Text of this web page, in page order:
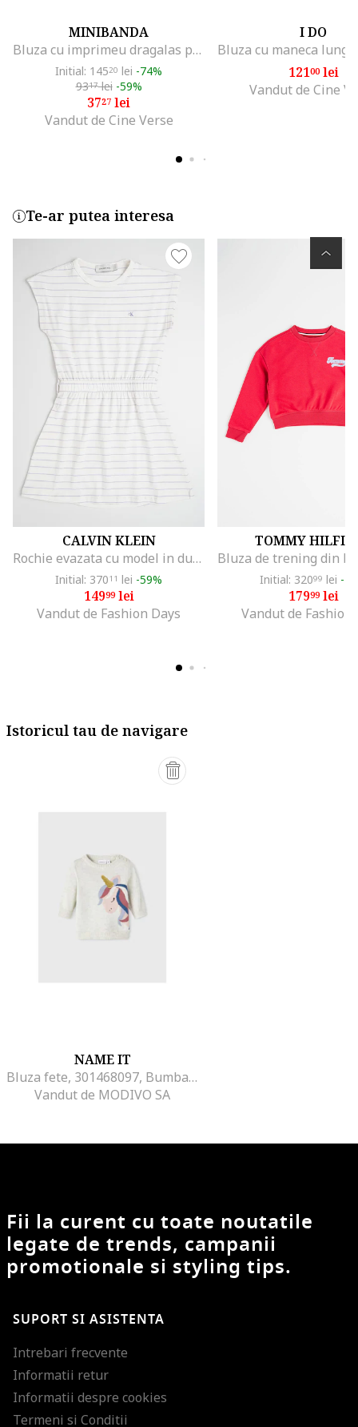
MINIBANDA
Bluza cu imprimeu dragalas pentru fetite nou-nascut, 3.7727, Alb/Roz, Alb
Initial: 14520 lei -74%
9317lei -59%
3727 lei
Vandut de Cine Verse
I DO
12100lei
Vandut de Cine
Te-ar putea interesa
CALVIN KLEIN
Rochie evazata cu model in dungi, Alb fildes/Lila
Initial: 37011 lei -59%
14999lei
Vandut de Fashion Days
TOMMY
Initial: 32099 lei -
17999lei
Vandut de Fashion
Istoricul tau de navigare
NAME IT
Bluza fete, 301468097, Bumbac organic, Gri, Gri
Vandut de MODIVO SA
Fii la curent cu toate noutatile
legate de trends, campanii
promotionale si styling tips.
SUPORT SI ASISTENTA
Intrebari frecvente
Informatii retur
Informatii despre cookies
Termeni si Conditii